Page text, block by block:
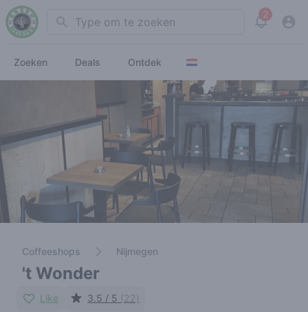
Search 2
View
Zoeken Deals Ontdek
Coffeeshops Nijmegen
't Wonder
Like 3.5 / 5 (22)